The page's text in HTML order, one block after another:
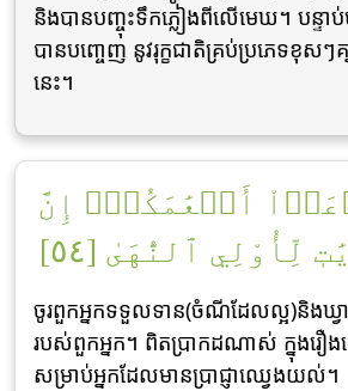
និងបានបញ្ចុះទឹកភ្លៀងពីលើមេឃ។ បន្ទា
បានបពោ្ចញ នូវរុក្ខជាតិគ្រប់ប្រភេទខុសៗ
នេះ។
أَنۡعَٰمَكُمۡۚ إِنَّ
لِّأُوْلِي ٱلنُّهَىٰ [٥٤]
ចូរពួកអ្នកទទួលទាន(ចំណីដែលល្អ)និងឃ្វ
របស់ពួកអ្នក។ ពិតប្រាកដណាស់ ក្នុងរឿង
សម្រាប់អ្នកដែលមានប្រាជ្ញាឈេ្វងយល់។